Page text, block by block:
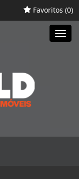
Favoritos (0)